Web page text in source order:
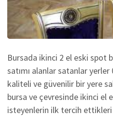
Bursada ikinci 2 el eski spot
satımı alanlar satanlar yerler
kaliteli ve güvenilir bir yere
bursa ve çevresinde ikinci el
isteyenlerin ilk tercih ettikleri